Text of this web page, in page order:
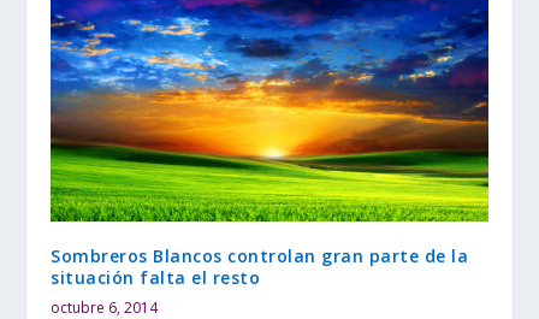
Sombreros Blancos controlan gran parte de la
situación falta el resto
octubre 6, 2014